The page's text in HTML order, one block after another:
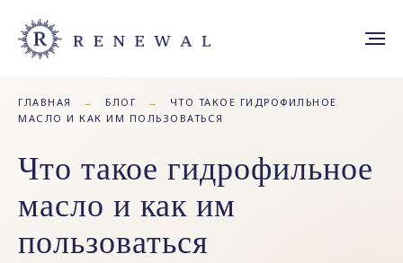
ГЛАВНАЯ → БЛОГ →
ЧТО ТАКОЕ ГИДРОФИЛЬНОЕ
МАСЛО И КАК ИМ ПОЛЬЗОВАТЬСЯ
Что такое гидрофильное
масло и как им
пользоваться